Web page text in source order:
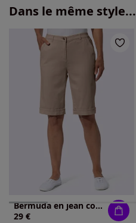
Dans le même style...
Bermuda en jean coupe décontractée
29 €